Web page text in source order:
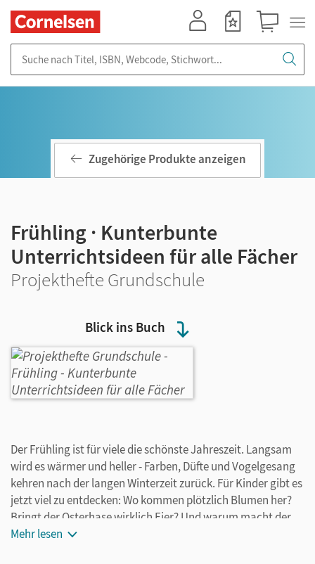
Blick ins Buch
Zugehörige Produkte anzeigen
Frühling · Kunterbunte
Unterrichtsideen für alle Fächer
Projekthefte Grundschule
Der Frühling ist für viele die schönste Jahreszeit. Langsam
wird es wärmer und heller - Farben, Düfte und Vogelgesang
kehren nach der langen Winterzeit zurück. Für Kinder gibt es
jetzt viel zu entdecken: Wo kommen plötzlich Blumen her?
Bringt der Osterhase wirklich Eier? Und warum macht der
Frühling fröhlich? Die Frühlingszeit bietet jede Menge
Mehr lesen